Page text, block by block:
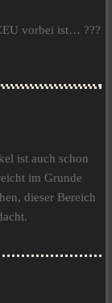
vorbei ist… ???
ist auch schon
im Grunde
dieser Bereich